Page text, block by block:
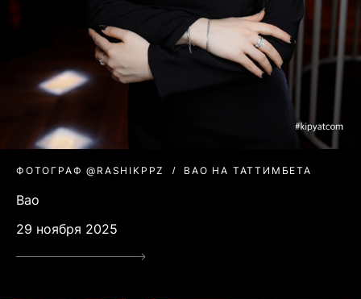
ФОТОГРАФ @RASHIKPPZ BAO НА ТАТТИМБЕТА
Bao
29 ноября 2025